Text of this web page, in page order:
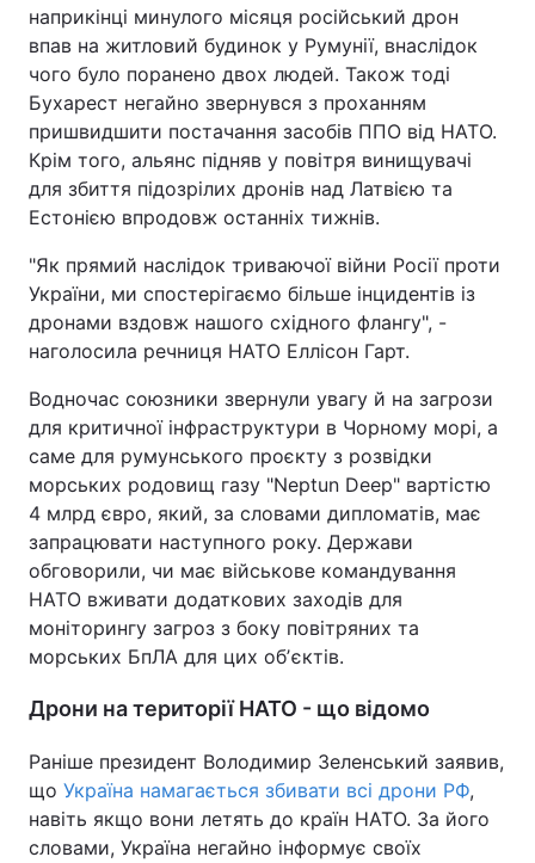
наприкінці минулого місяця російський дрон
впав на житловий будинок у Румунії, внаслідок
чого було поранено двох людей. Також тоді
Бухарест негайно звернувся з проханням
пришвидшити постачання засобів ППО від НАТО.
Крім того, альянс підняв у повітря винищувачі
для збиття підозрілих дронів над Латвією та
Естонією впродовж останніх тижнів.
"Як прямий наслідок триваючої війни Росії проти
України, ми спостерігаємо більше інцидентів із
дронами вздовж нашого східного флангу", -
наголосила речниця НАТО Еллісон Гарт.
Водночас союзники звернули увагу й на загрози
для критичної інфраструктури в Чорному морі, а
саме для румунського проєкту з розвідки
морських родовищ газу "Neptun Deep" вартістю
4 млрд євро, який, за словами дипломатів, має
запрацювати наступного року. Держави
обговорили, чи має військове командування
НАТО вживати додаткових заходів для
моніторингу загроз з боку повітряних та
морських БпЛА для цих обʼєктів.
Дрони на території НАТО - що відомо
Раніше президент Володимир Зеленський заявив,
що Україна намагається збивати всі дрони РФ,
навіть якщо вони летять до країн НАТО. За його
словами, Україна негайно інформує своїх